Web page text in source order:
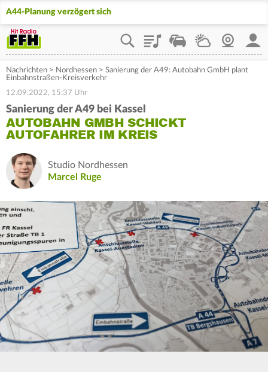
A44-Planung verzögert sich
PlaylistStaupilotWetterWebcam
Nachrichten > Nordhessen > Sanierung der A49: Autobahn GmbH plant
Einbahnstraßen-Kreisverkehr
12.09.2022, 15:37 Uhr
Sanierung der A49 bei Kassel
AUTOBAHN GMBH SCHICKT
AUTOFAHRER IM KREIS
Studio Nordhessen
Marcel Ruge